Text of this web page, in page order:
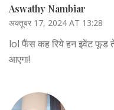
Aswathy Nambiar
अक्तूबर 17, 2024 AT 13:28
lol फैंस कह रिये हन इवेंट फूड
आएगा!